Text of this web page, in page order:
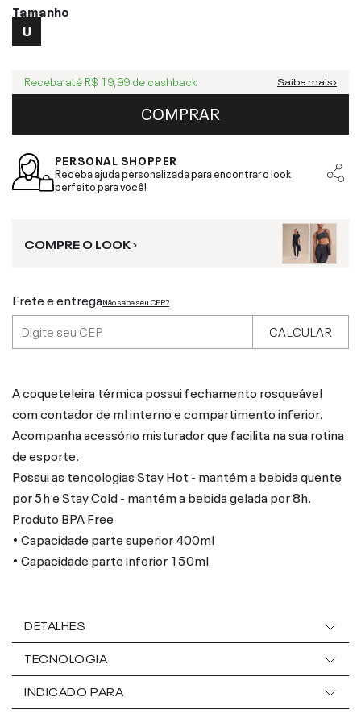
Tamanho
U
Receba até R$ 19,99 de cashback Saiba mais ›
COMPRAR
PERSONAL SHOPPER
Receba ajuda personalizada para encontrar o look
perfeito para você!
COMPRE O LOOK ›
Frete e entregaNão sabe seu CEP?
CALCULAR
A coqueteleira térmica possui fechamento rosqueável
com contador de ml interno e compartimento inferior.
Acompanha acessório misturador que facilita na sua rotina
de esporte.
Possui as tencologias Stay Hot - mantém a bebida quente
por 5h e Stay Cold - mantém a bebida gelada por 8h.
Produto BPA Free
• Capacidade parte superior 400ml
• Capacidade parte inferior 150ml
DETALHES
TECNOLOGIA
INDICADO PARA